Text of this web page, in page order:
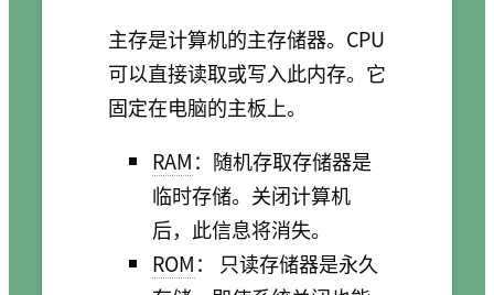
主存是计算机的主存储器。CPU
可以直接读取或写入此内存。它
固定在电脑的主板上。
RAM：随机存取存储器是
临时存储。关闭计算机
后，此信息将消失。
ROM： 只读存储器是永久